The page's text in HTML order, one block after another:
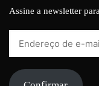
Assine a newsletter
mail